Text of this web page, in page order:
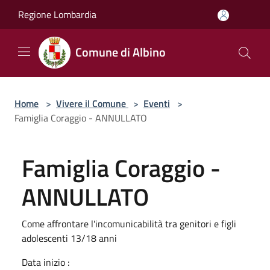
Regione Lombardia
Comune di Albino
Home > Vivere il Comune > Eventi >
Famiglia Coraggio - ANNULLATO
Famiglia Coraggio -
ANNULLATO
Come affrontare l'incomunicabilità tra genitori e figli
adolescenti 13/18 anni
Data inizio :